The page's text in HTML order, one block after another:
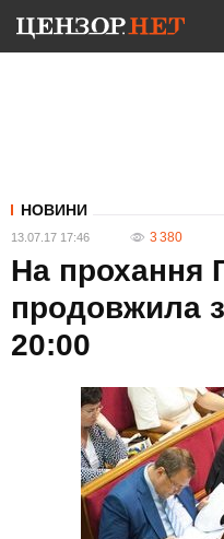
НОВИНИ
13.07.17 17:46 3 380
На прохання
продовжила
20:00